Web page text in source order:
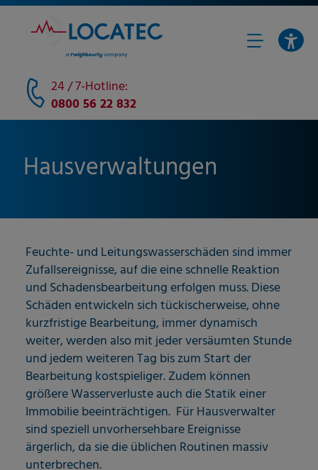
24 / 7-Hotline:
0800 56 22 832
Hausverwaltungen
Feuchte- und Leitungswasserschäden sind immer
Zufallsereignisse, auf die eine schnelle Reaktion
und Schadensbearbeitung erfolgen muss. Diese
Schäden entwickeln sich tückischerweise, ohne
kurzfristige Bearbeitung, immer dynamisch
weiter, werden also mit jeder versäumten Stunde
und jedem weiteren Tag bis zum Start der
Bearbeitung kostspieliger. Zudem können
größere Wasserverluste auch die Statik einer
Immobilie beeinträchtigen. Für Hausverwalter
sind speziell unvorhersehbare Ereignisse
ärgerlich, da sie die üblichen Routinen massiv
unterbrechen.